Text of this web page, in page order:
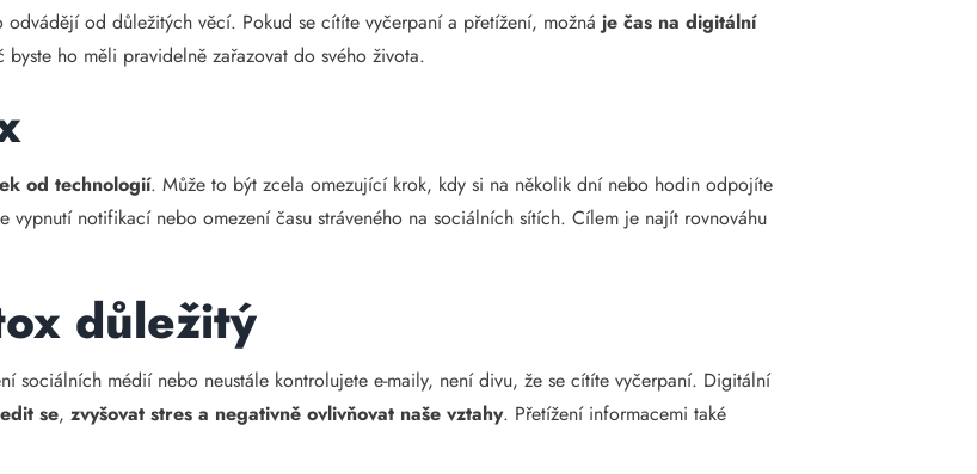
od důležitých věcí. Pokud se cítíte vyčerpaní a přetížení, možnáje čas na digitální
ho měli pravidelně zařazovat do svého života.
od technologií. Může to být zcela omezující krok, kdy si na několik dní nebo hodin odpojíte
vypnutí notifikací nebo omezení času stráveného na sociálních sítích. Cílem je najít rovnováhu
důležitý
sociálních médií nebo neustále kontrolujete e-maily, není divu, že se cítíte vyčerpaní. Digitální
se,zvyšovat stres a negativně ovlivňovat naše vztahy. Přetížení informacemi také